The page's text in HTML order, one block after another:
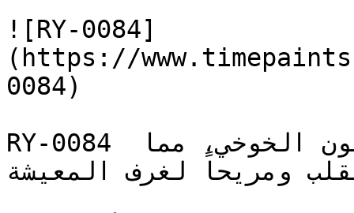
![RY-0084]
(https://
0084)
RY-0084 برتقالي فاتح وهادئ يميل للون الخوخي، مما
ومريحاً لغرف المعيشة.